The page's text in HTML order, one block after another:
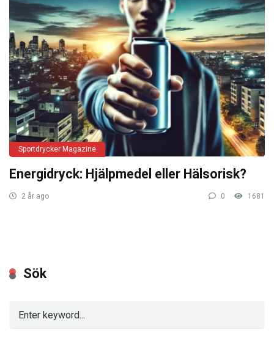
Sportdrycker Magazine
Energidryck: Hjälpmedel eller Hälsorisk?
2 år ago 0 1681
Sök